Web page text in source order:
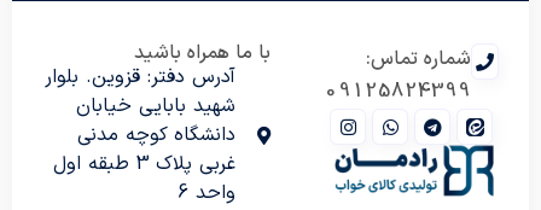
شماره تماس:
09125824399
با ما همراه باشید
آدرس دفتر: قزوین. بلوار
شهید بابایی خیابان
دانشگاه کوچه مدنی
غربی پلاک 3 طبقه اول
واحد 6